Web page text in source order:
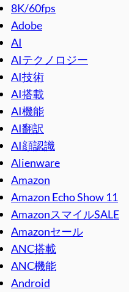
8K/60fps
Adobe
AI
AIテクノロジー
AI技術
AI搭載
AI機能
AI翻訳
AI顔認識
Alienware
Amazon
Amazon Echo Show 11
AmazonスマイルSALE
Amazonセール
ANC搭載
ANC機能
Android